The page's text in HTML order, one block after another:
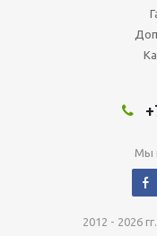
Мы
2012 - 2026